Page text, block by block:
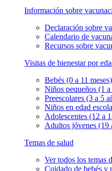
Información sobre
Declaración sobre
Calendario de
Recursos sobre
Visitas de bienestar por
Bebés (0 a 11 meses)
Niños pequeños (1
Preescolares (3 a 5
Niños en edad
Adolescentes (12 a
Adultos jóvenes (19
Temas de salud
Ver todos los temas
Cuidado de bebés y